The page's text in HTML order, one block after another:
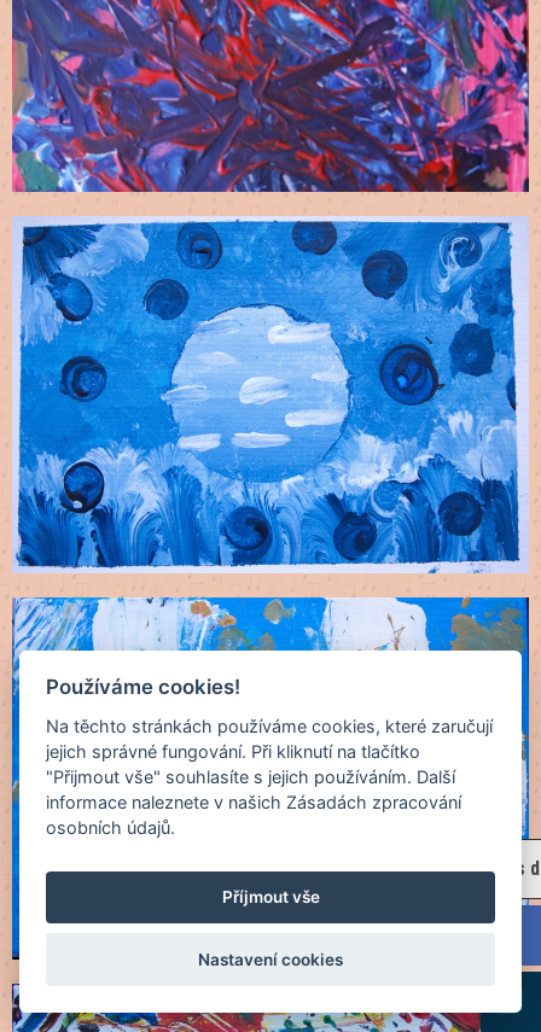
Zápis
Používáme cookies!
Na těchto stránkách používáme cookies, které zaručují
jejich správné fungování. Při kliknutí na tlačítko
"Přijmout vše" souhlasíte s jejich používáním. Další
informace naleznete v našich Zásadách zpracování
osobních údajů.
Příjmout vše
Nastavení cookies